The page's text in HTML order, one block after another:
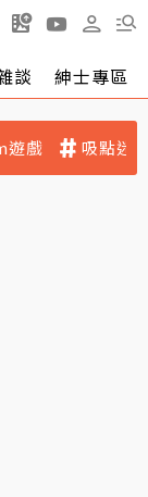
談 紳士專區
遊戲 吸點迷